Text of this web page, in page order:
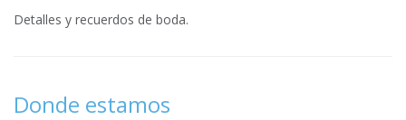
Detalles y recuerdos de boda.
Donde estamos